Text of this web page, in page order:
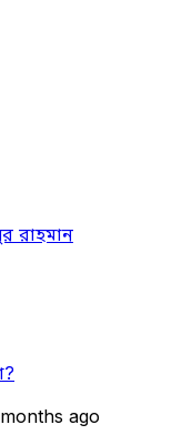
রাহমান
ago